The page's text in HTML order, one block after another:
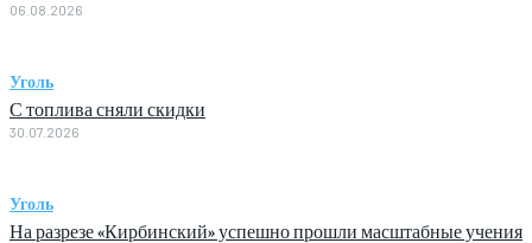
06.08.2026
Уголь
С топлива сняли скидки
30.07.2026
Уголь
На разрезе «Кирбинский» успешно прошли масштабные учения